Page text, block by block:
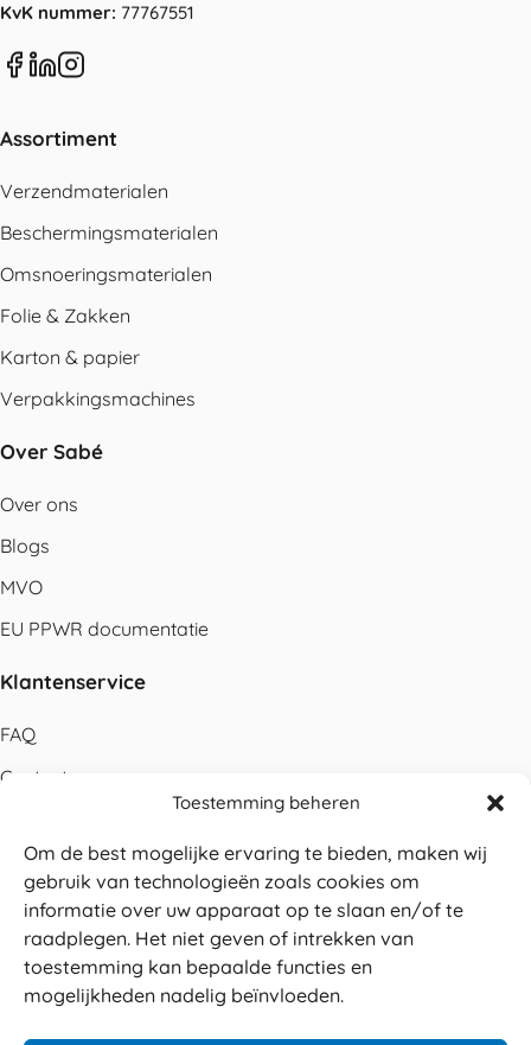
Toestemming beheren
Om de best mogelijke ervaring te bieden, maken wij
gebruik van technologieën zoals cookies om
informatie over uw apparaat op te slaan en/of te
raadplegen. Het niet geven of intrekken van
toestemming kan bepaalde functies en
mogelijkheden nadelig beïnvloeden.
KvK nummer: 77767551
Assortiment
Verzendmaterialen
Beschermingsmaterialen
Omsnoeringsmaterialen
Folie & Zakken
Karton & papier
Verpakkingsmachines
Over Sabé
Over ons
Blogs
MVO
EU PPWR documentatie
Klantenservice
FAQ
Contact
Betalen
Levering
Retouren
Service en garantie